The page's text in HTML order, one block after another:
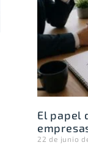
El papel
22 de junio